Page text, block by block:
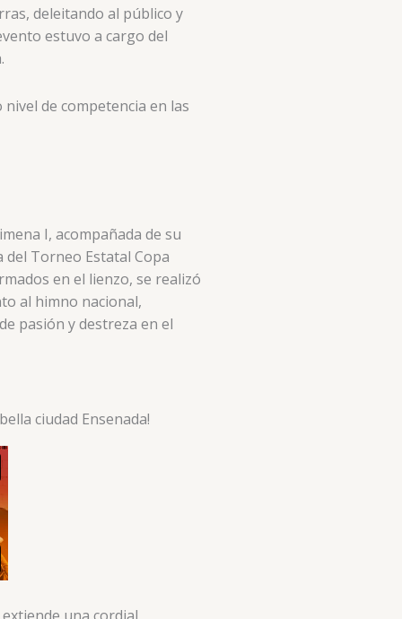
deleitando al público y
estuvo a cargo del
de competencia en las
I, acompañada de su
del Torneo Estatal Copa
en el lienzo, se realizó
al himno nacional,
pasión y destreza en el
ciudad Ensenada!